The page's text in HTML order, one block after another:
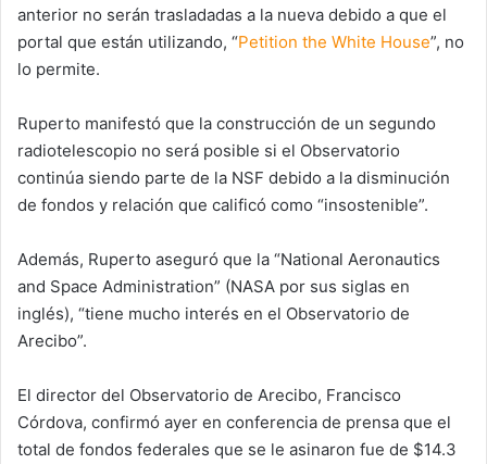
anterior no serán trasladadas a la nueva debido a que el
portal que están utilizando, “Petition the White House”, no
lo permite.
Ruperto manifestó que la construcción de un segundo
radiotelescopio no será posible si el Observatorio
continúa siendo parte de la NSF debido a la disminución
de fondos y relación que calificó como “insostenible”.
Además, Ruperto aseguró que la “National Aeronautics
and Space Administration” (NASA por sus siglas en
inglés), “tiene mucho interés en el Observatorio de
Arecibo”.
El director del Observatorio de Arecibo, Francisco
Córdova, confirmó ayer en conferencia de prensa que el
total de fondos federales que se le asinaron fue de $14.3